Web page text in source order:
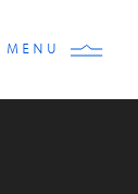
MENU